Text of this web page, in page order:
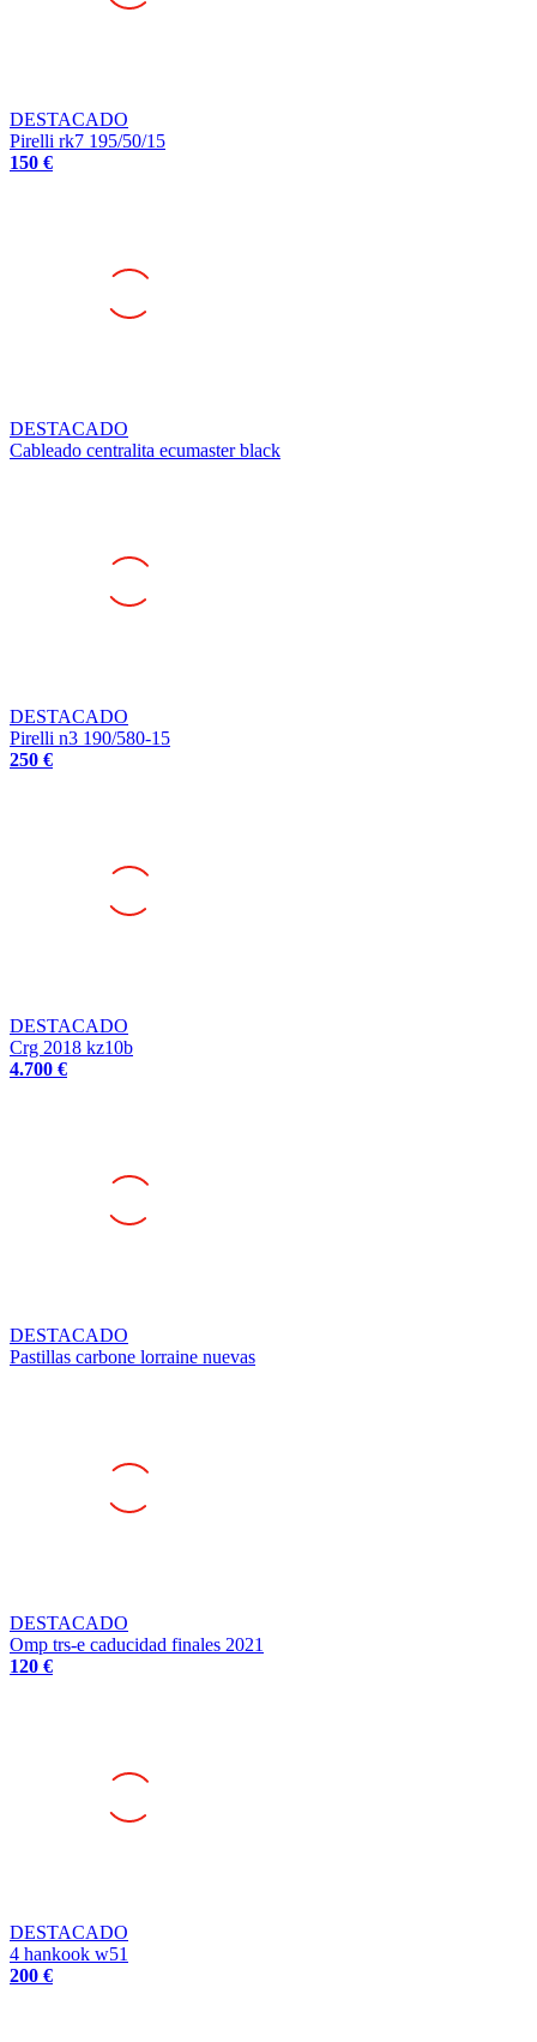
DESTACADO
Pirelli rk7 195/50/15
150 €
DESTACADO
Cableado centralita ecumaster black
DESTACADO
Pirelli n3 190/580-15
250 €
DESTACADO
Crg 2018 kz10b
4.700 €
DESTACADO
Pastillas carbone lorraine nuevas
DESTACADO
Omp trs-e caducidad finales 2021
120 €
DESTACADO
4 hankook w51
200 €